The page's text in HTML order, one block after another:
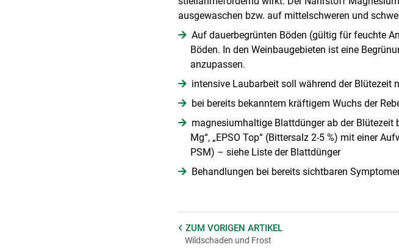
ausgewaschen bzw. auf mittelschweren und
Auf dauerbegrünten Böden (gültig für feuchte
Böden. In den Weinbaugebieten ist eine
anzupassen.
intensive Laubarbeit soll während der Blütezeit
bei bereits bekanntem kräftigem Wuchs der
magnesiumhaltige Blattdünger ab der Blütezeit
Mg“, „EPSO Top“ (Bittersalz 2-5 %) mit einer
PSM) – siehe Liste der Blattdünger
Behandlungen bei bereits sichtbaren
ZUM VORIGENARTIKEL
Wildschaden und Frost